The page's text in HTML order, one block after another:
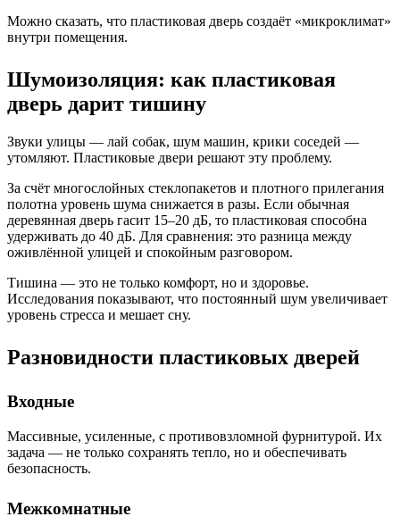
Можно сказать, что пластиковая дверь создаёт «микроклимат»
внутри помещения.
Шумоизоляция: как пластиковая
дверь дарит тишину
Звуки улицы — лай собак, шум машин, крики соседей —
утомляют. Пластиковые двери решают эту проблему.
За счёт многослойных стеклопакетов и плотного прилегания
полотна уровень шума снижается в разы. Если обычная
деревянная дверь гасит 15–20 дБ, то пластиковая способна
удерживать до 40 дБ. Для сравнения: это разница между
оживлённой улицей и спокойным разговором.
Тишина — это не только комфорт, но и здоровье.
Исследования показывают, что постоянный шум увеличивает
уровень стресса и мешает сну.
Разновидности пластиковых дверей
Входные
Массивные, усиленные, с противовзломной фурнитурой. Их
задача — не только сохранять тепло, но и обеспечивать
безопасность.
Межкомнатные